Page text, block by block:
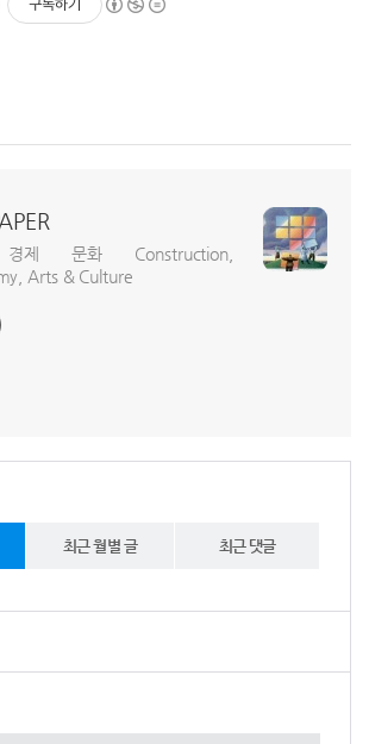
구독하기
제 문화 Construction,
Arts & Culture
최근 월별 글 최근 댓글